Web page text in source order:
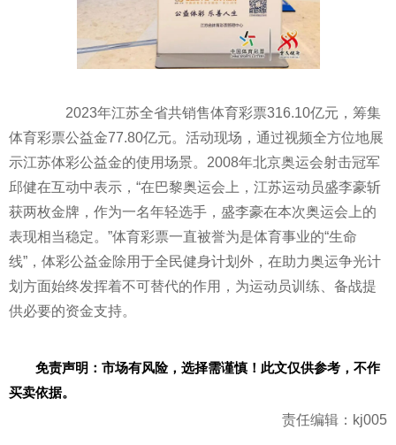
2023年江苏全省共销售体育彩票316.10亿元，筹集
体育彩票公益金77.80亿元。活动现场，通过视频全方位地展
示江苏体彩公益金的使用场景。2008年北京奥运会射击冠军
邱健在互动中表示，“在巴黎奥运会上，江苏运动员盛李豪斩
获两枚金牌，作为一名年轻选手，盛李豪在本次奥运会上的
表现相当稳定。”体育彩票一直被誉为是体育事业的“生命
线”， 体彩公益金除用于全民健身计划外，在助力奥运争光计
划方面始终发挥着不可替代的作用，为运动员训练、备战提
供必要的资金支持。
免责声明：市场有风险，选择需谨慎！此文仅供参考，不作
买卖依据。
责任编辑：kj005